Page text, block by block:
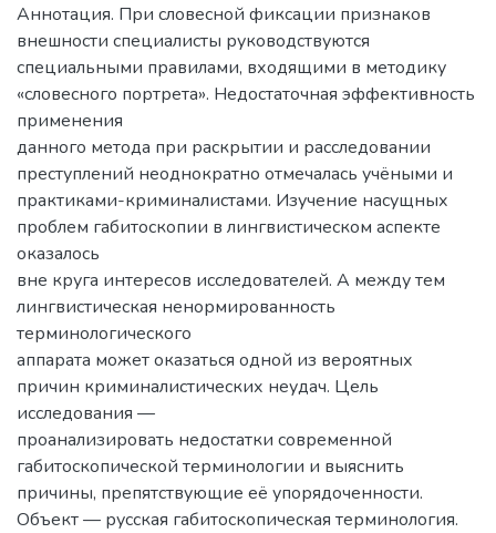
Аннотация. При словесной фиксации признаков
внешности специалисты руководствуются
специальными правилами, входящими в методику
«словесного портрета». Недостаточная эффективность
применения
данного метода при раскрытии и расследовании
преступлений неоднократно отмечалась учёными и
практиками-криминалистами. Изучение насущных
проблем габитоскопии в лингвистическом аспекте
оказалось
вне круга интересов исследователей. А между тем
лингвистическая ненормированность
терминологического
аппарата может оказаться одной из вероятных
причин криминалистических неудач. Цель
исследования —
проанализировать недостатки современной
габитоскопической терминологии и выяснить
причины, препятствующие её упорядоченности.
Объект — русская габитоскопическая терминология.